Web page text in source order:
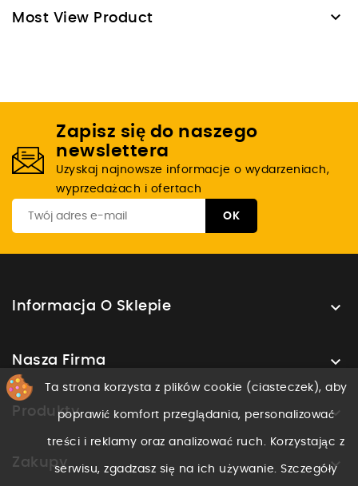
Most View Product 
Zapisz się do naszego
newslettera
Uzyskaj najnowsze informacje o wydarzeniach,
wyprzedażach i ofertach
Informacja O Sklepie 
Nasza Firma 
Produkty 
Zakupy 
Ta strona korzysta z plików cookie (ciasteczek), aby
poprawić komfort przeglądania, personalizować
treści i reklamy oraz analizować ruch. Korzystając z
serwisu, zgadzasz się na ich używanie. Szczegóły